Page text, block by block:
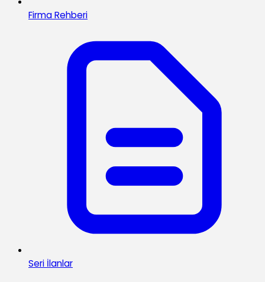
Firma Rehberi
Seri İlanlar